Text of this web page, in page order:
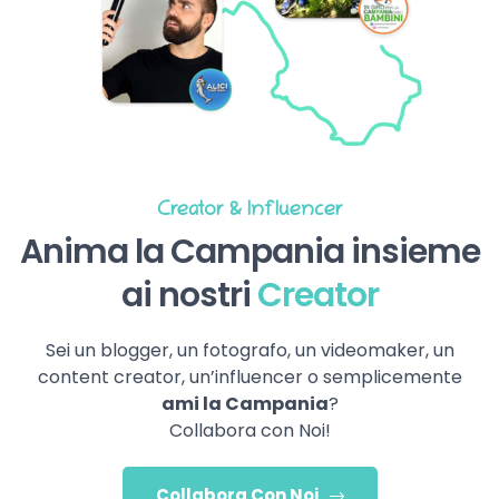
Creator & Influencer
Anima la Campania insieme
ai nostriCreator
Sei un blogger, un fotografo, un videomaker, un
content creator, un’influencer o semplicemente
ami la Campania?
Collabora con Noi!